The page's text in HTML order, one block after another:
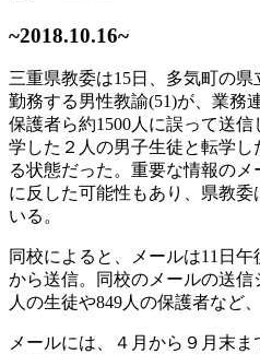
~2018.10.16~
三重県教委は15日、多気町の
勤務する男性教諭(51)が、業務
保護者ら約1500人に誤って送
学した２人の男子生徒と転学
る状態だった。重要な情報の
に反した可能性もあり、県教
いる。
同校によると、メールは11日
から送信。同校のメールの送
人の生徒や849人の保護者など
メールには、４月から９月末